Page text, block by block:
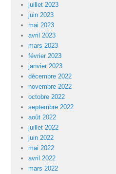
juillet 2023
juin 2023
mai 2023
avril 2023
mars 2023
février 2023
janvier 2023
décembre 2022
novembre 2022
octobre 2022
septembre 2022
août 2022
juillet 2022
juin 2022
mai 2022
avril 2022
mars 2022